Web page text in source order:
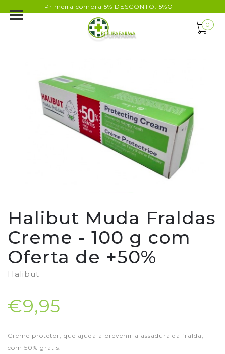
Primeira compra 5% DESCONTO: 5%OFF
0
Halibut Muda Fraldas
Creme - 100 g com
Oferta de +50%
Halibut
€9,95
Creme protetor, que ajuda a prevenir a assadura da fralda,
com 50% grátis.